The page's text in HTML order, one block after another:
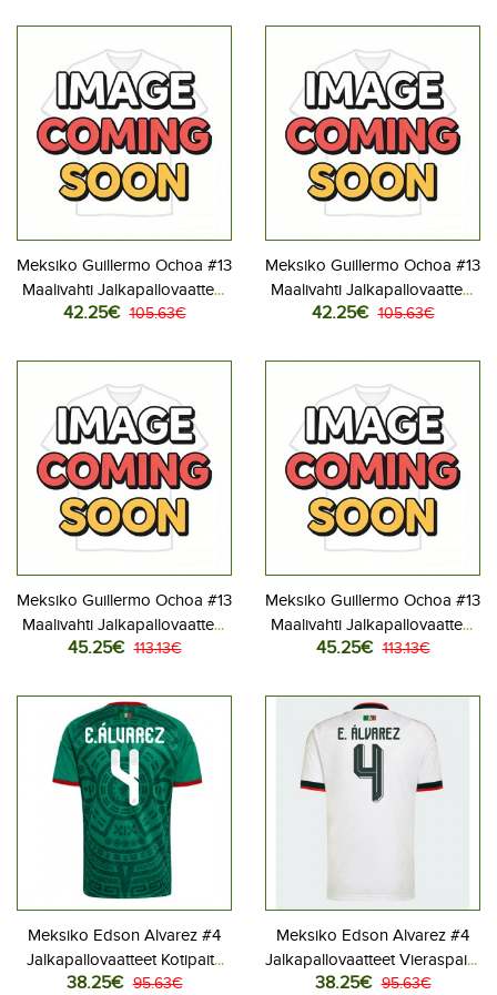
Meksiko Guillermo Ochoa #13
Maalivahti Jalkapallovaatteet
Kotipaita MM-kisat 2026
42.25€ 105.63€
Meksiko Guillermo Ochoa #13
Maalivahti Jalkapallovaatteet
Vieraspaita MM-kisat 2026
42.25€ 105.63€
Meksiko Guillermo Ochoa #13
Maalivahti Jalkapallovaatteet
Kotipaita MM-kisat 2026
45.25€ 113.13€
Meksiko Guillermo Ochoa #13
Maalivahti Jalkapallovaatteet
Vieraspaita MM-kisat 2026
45.25€ 113.13€
Meksiko Edson Alvarez #4
Jalkapallovaatteet Kotipaita
MM-kisat 2026 Lyhythihainen
38.25€ 95.63€
Meksiko Edson Alvarez #4
Jalkapallovaatteet Vieraspaita
MM-kisat 2026 Lyhythihainen
38.25€ 95.63€